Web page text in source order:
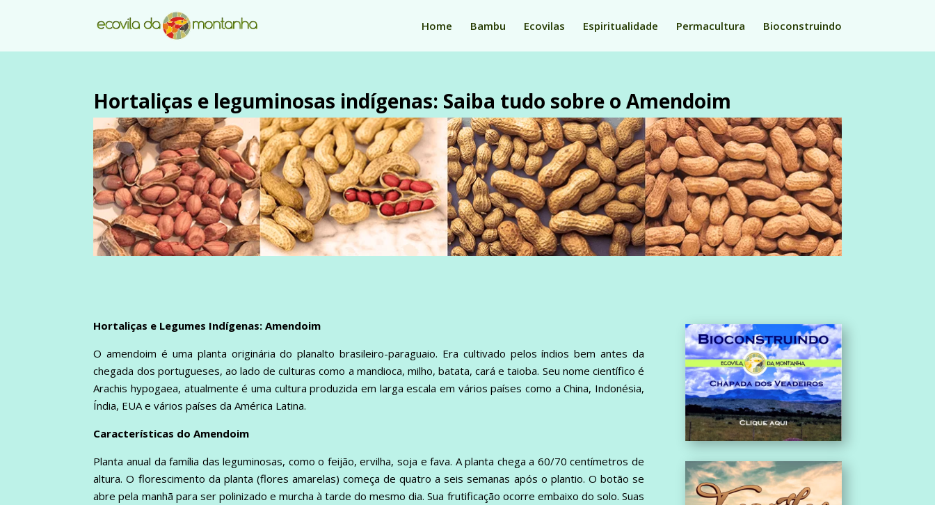
Home Bambu Ecovilas Espiritualidade Permacultura Bioconstruindo
Hortaliças e leguminosas indígenas: Saiba tudo sobre o Amendoim
Hortaliças e Legumes Indígenas: Amendoim
O amendoim é uma planta originária do planalto brasileiro-paraguaio. Era cultivado pelos índios bem antes da
chegada dos portugueses, ao lado de culturas como a mandioca, milho, batata, cará e taioba. Seu nome científico é
Arachis hypogaea, atualmente é uma cultura produzida em larga escala em vários países como a China, Indonésia,
Índia, EUA e vários países da América Latina.
Características do Amendoim
Planta anual da família das leguminosas, como o feijão, ervilha, soja e fava. A planta chega a 60/70 centímetros de
altura. O florescimento da planta (flores amarelas) começa de quatro a seis semanas após o plantio. O botão se
abre pela manhã para ser polinizado e murcha à tarde do mesmo dia. Sua frutificação ocorre embaixo do solo. Suas